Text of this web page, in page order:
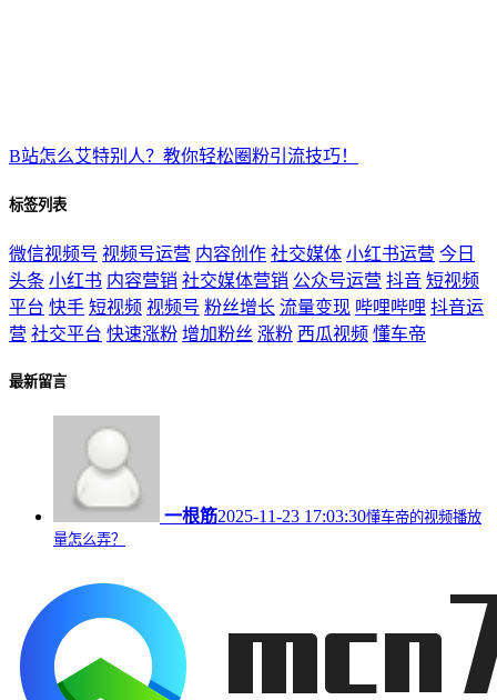
B站怎么艾特别人？教你轻松圈粉引流技巧！
标签列表
微信视频号 视频号运营 内容创作 社交媒体 小红书运营 今日
头条 小红书 内容营销 社交媒体营销 公众号运营 抖音 短视频
平台 快手 短视频 视频号 粉丝增长 流量变现 哔哩哔哩 抖音运
营 社交平台 快速涨粉 增加粉丝 涨粉 西瓜视频 懂车帝
最新留言
一根筋2025-11-23 17:03:30懂车帝的视频播放
量怎么弄？